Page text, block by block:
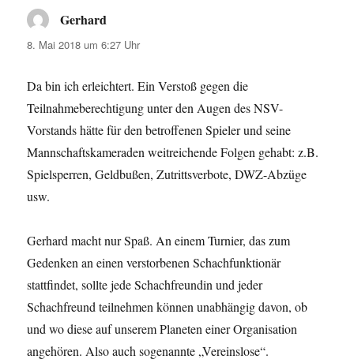
Gerhard
8. Mai 2018 um 6:27 Uhr
Da bin ich erleichtert. Ein Verstoß gegen die
Teilnahmeberechtigung unter den Augen des NSV-
Vorstands hätte für den betroffenen Spieler und seine
Mannschaftskameraden weitreichende Folgen gehabt: z.B.
Spielsperren, Geldbußen, Zutrittsverbote, DWZ-Abzüge
usw.
Gerhard macht nur Spaß. An einem Turnier, das zum
Gedenken an einen verstorbenen Schachfunktionär
stattfindet, sollte jede Schachfreundin und jeder
Schachfreund teilnehmen können unabhängig davon, ob
und wo diese auf unserem Planeten einer Organisation
angehören. Also auch sogenannte „Vereinslose“.